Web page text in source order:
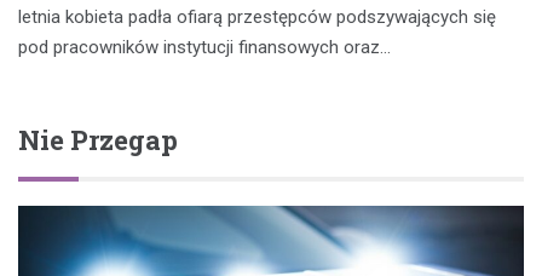
letnia kobieta padła ofiarą przestępców podszywających się
pod pracowników instytucji finansowych oraz…
Nie Przegap